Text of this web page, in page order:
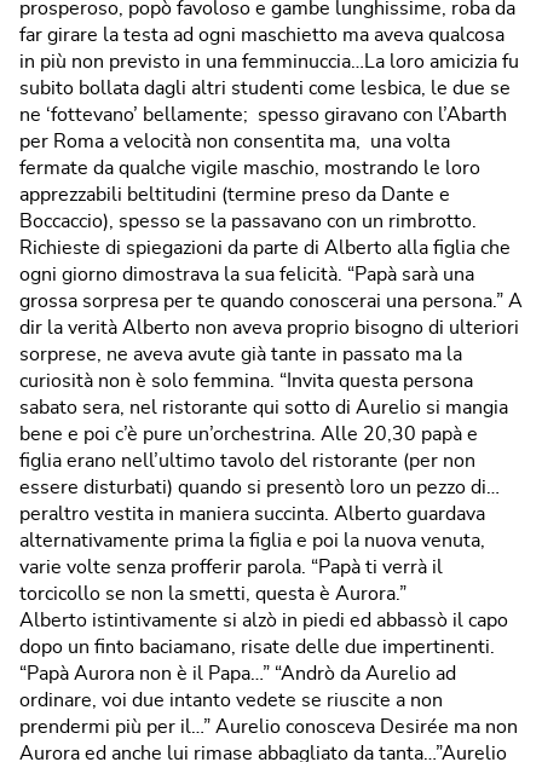
prosperoso, popò favoloso e gambe lunghissime, roba da
far girare la testa ad ogni maschietto ma aveva qualcosa
in più non previsto in una femminuccia…La loro amicizia fu
subito bollata dagli altri studenti come lesbica, le due se
ne ‘fottevano’ bellamente; spesso giravano con l’Abarth
per Roma a velocità non consentita ma, una volta
fermate da qualche vigile maschio, mostrando le loro
apprezzabili beltitudini (termine preso da Dante e
Boccaccio), spesso se la passavano con un rimbrotto.
Richieste di spiegazioni da parte di Alberto alla figlia che
ogni giorno dimostrava la sua felicità. “Papà sarà una
grossa sorpresa per te quando conoscerai una persona.” A
dir la verità Alberto non aveva proprio bisogno di ulteriori
sorprese, ne aveva avute già tante in passato ma la
curiosità non è solo femmina. “Invita questa persona
sabato sera, nel ristorante qui sotto di Aurelio si mangia
bene e poi c’è pure un’orchestrina. Alle 20,30 papà e
figlia erano nell’ultimo tavolo del ristorante (per non
essere disturbati) quando si presentò loro un pezzo di…
peraltro vestita in maniera succinta. Alberto guardava
alternativamente prima la figlia e poi la nuova venuta,
varie volte senza profferir parola. “Papà ti verrà il
torcicollo se non la smetti, questa è Aurora.”
Alberto istintivamente si alzò in piedi ed abbassò il capo
dopo un finto baciamano, risate delle due impertinenti.
“Papà Aurora non è il Papa…” “Andrò da Aurelio ad
ordinare, voi due intanto vedete se riuscite a non
prendermi più per il…” Aurelio conosceva Desirée ma non
Aurora ed anche lui rimase abbagliato da tanta…”Aurelio